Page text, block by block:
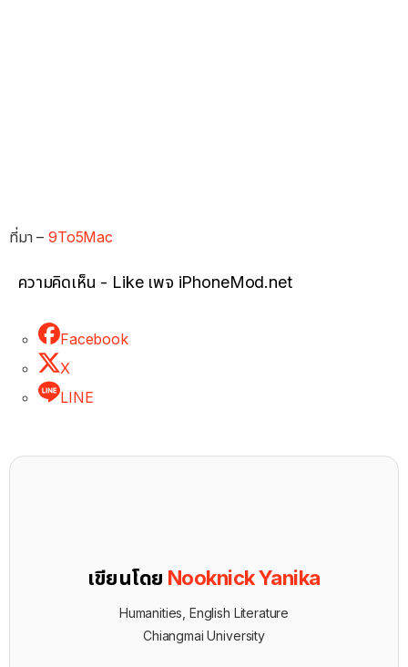
ที่มา –9To5Mac
ความคิดเห็น - Like เพจ iPhoneMod.net
Facebook
X
LINE
เขียนโดย Nooknick Yanika
Humanities, English Literature
Chiangmai University